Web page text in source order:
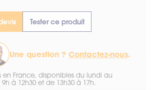
Tester ce produit
Une question ? Contactez-nous.
en France, disponibles du lundi au
à 12h30 et de 13h30 à 17h.